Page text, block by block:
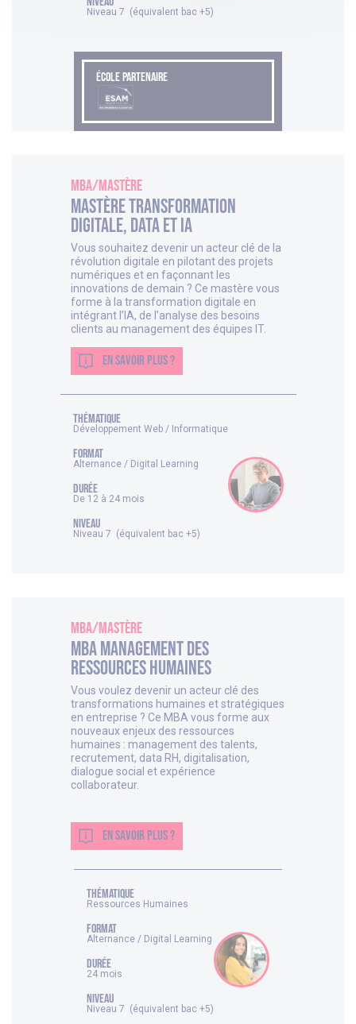
Niveau 7 (équivalent bac +5)
ÉCOLE PARTENAIRE
MBA/Mastère
Mastère Transformation
Digitale, Data et IA
Vous souhaitez devenir un acteur clé de la
révolution digitale en pilotant des projets
numériques et en façonnant les
innovations de demain ? Ce mastère vous
forme à la transformation digitale en
intégrant l’IA, de l’analyse des besoins
clients au management des équipes IT.
EN SAVOIR PLUS ?
thématique
Développement Web / Informatique
FORMAT
Alternance / Digital Learning
DURÉE
De 12 à 24 mois
NIVEAU
Niveau 7 (équivalent bac +5)
MBA/Mastère
MBA Management des
Ressources Humaines
Vous voulez devenir un acteur clé des
transformations humaines et stratégiques
en entreprise ? Ce MBA vous forme aux
nouveaux enjeux des ressources
humaines : management des talents,
recrutement, data RH, digitalisation,
dialogue social et expérience
collaborateur.
EN SAVOIR PLUS ?
thématique
Ressources Humaines
FORMAT
Alternance / Digital Learning
DURÉE
24 mois
NIVEAU
Niveau 7 (équivalent bac +5)